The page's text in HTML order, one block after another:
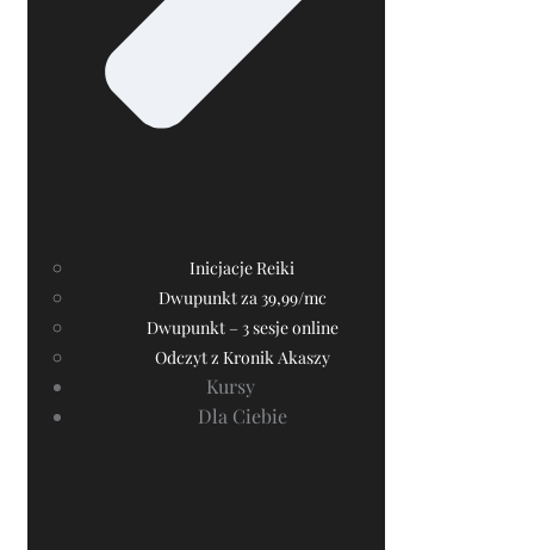
Inicjacje Reiki
Dwupunkt za 39,99/mc
Dwupunkt – 3 sesje online
Odczyt z Kronik Akaszy
Kursy
Dla Ciebie